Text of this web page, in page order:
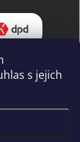
s jejich